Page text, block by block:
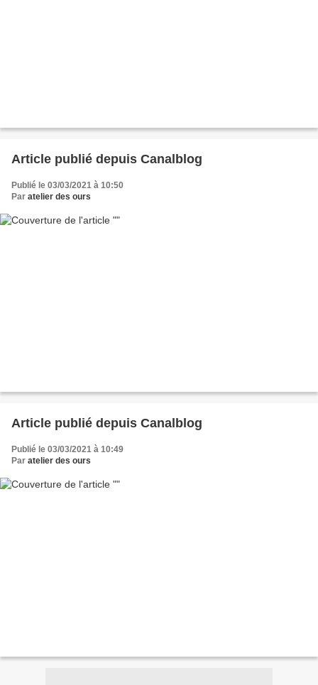
Article publié depuis Canalblog
Publié le 03/03/2021 à 10:50
Par atelier des ours
Article publié depuis Canalblog
Publié le 03/03/2021 à 10:49
Par atelier des ours